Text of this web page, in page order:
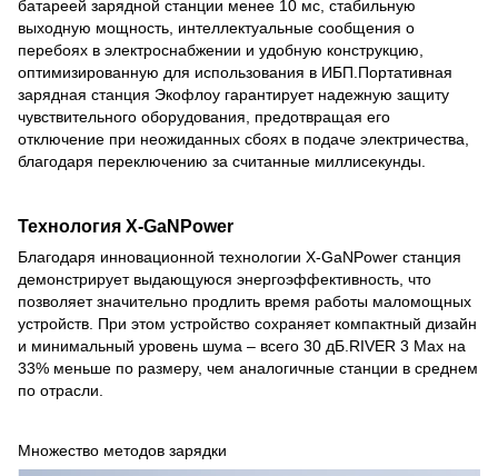
батареей зарядной станции менее 10 мс, стабильную
выходную мощность, интеллектуальные сообщения о
перебоях в электроснабжении и удобную конструкцию,
оптимизированную для использования в ИБП.Портативная
зарядная станция Экофлоу гарантирует надежную защиту
чувствительного оборудования, предотвращая его
отключение при неожиданных сбоях в подаче электричества,
благодаря переключению за считанные миллисекунды.
Технология X-GaNPower
Благодаря инновационной технологии X-GaNPower станция
демонстрирует выдающуюся энергоэффективность, что
позволяет значительно продлить время работы маломощных
устройств. При этом устройство сохраняет компактный дизайн
и минимальный уровень шума – всего 30 дБ.RIVER 3 Max на
33% меньше по размеру, чем аналогичные станции в среднем
по отрасли.
Множество методов зарядки